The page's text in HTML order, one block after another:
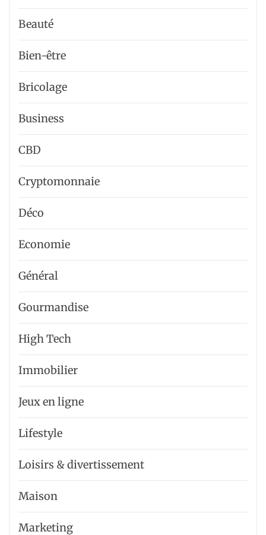
Beauté
Bien-être
Bricolage
Business
CBD
Cryptomonnaie
Déco
Economie
Général
Gourmandise
High Tech
Immobilier
Jeux en ligne
Lifestyle
Loisirs & divertissement
Maison
Marketing